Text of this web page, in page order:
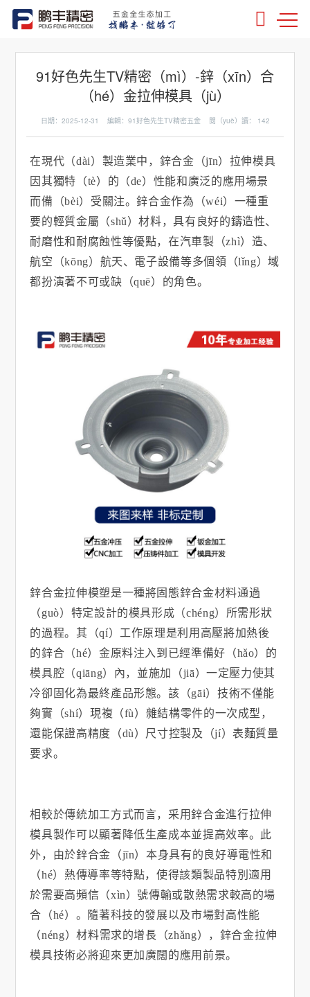
91好色先生TV精密（mì）-鋅（xīn）合
（hé）金拉伸模具（jù）
日期：2025-12-31 編輯：91好色先生TV精密五金 閱（yuè）讀： 142
在現代（dài）製造業中，鋅合金（jīn）拉伸模具
因其獨特（tè）的（de）性能和廣泛的應用場景
而備（bèi）受關注。鋅合金作為（wéi）一種重
要的輕質金屬（shǔ）材料，具有良好的鑄造性、
耐磨性和耐腐蝕性等優點，在汽車製（zhì）造、
航空（kōng）航天、電子設備等多個領（lǐng）域
都扮演著不可或缺（quē）的角色。
鋅合金拉伸模塑是一種將固態鋅合金材料通過
（guò）特定設計的模具形成（chéng）所需形狀
的過程。其（qí）工作原理是利用高壓將加熱後
的鋅合（hé）金原料注入到已經準備好（hǎo）的
模具腔（qiāng）內，並施加（jiā）一定壓力使其
冷卻固化為最終產品形態。該（gāi）技術不僅能
夠實（shí）現複（fù）雜結構零件的一次成型，
還能保證高精度（dù）尺寸控製及（jí）表麵質量
要求。
相較於傳統加工方式而言，采用鋅合金進行拉伸
模具製作可以顯著降低生產成本並提高效率。此
外，由於鋅合金（jīn）本身具有的良好導電性和
（hé）熱傳導率等特點，使得該類製品特別適用
於需要高頻信（xìn）號傳輸或散熱需求較高的場
合（hé）。隨著科技的發展以及市場對高性能
（néng）材料需求的增長（zhǎng），鋅合金拉伸
模具技術必將迎來更加廣闊的應用前景。